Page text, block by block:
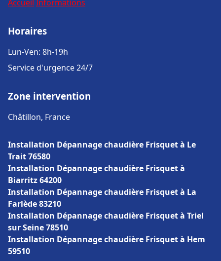
Accueil Informations
Horaires
Lun-Ven: 8h-19h
Service d'urgence 24/7
Zone intervention
Châtillon, France
Installation Dépannage chaudière Frisquet à Le
Trait 76580
Installation Dépannage chaudière Frisquet à
Biarritz 64200
Installation Dépannage chaudière Frisquet à La
Farlède 83210
Installation Dépannage chaudière Frisquet à Triel
sur Seine 78510
Installation Dépannage chaudière Frisquet à Hem
59510